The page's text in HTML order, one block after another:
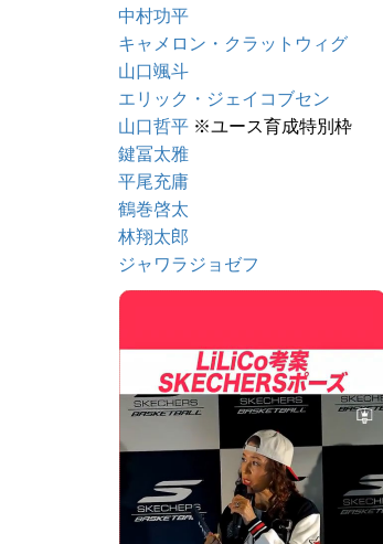
中村功平
キャメロン・クラットウィグ
山口颯斗
エリック・ジェイコブセン
山口哲平 ※ユース育成特別枠
鍵冨太雅
平尾充庸
鶴巻啓太
林翔太郎
ジャワラジョゼフ